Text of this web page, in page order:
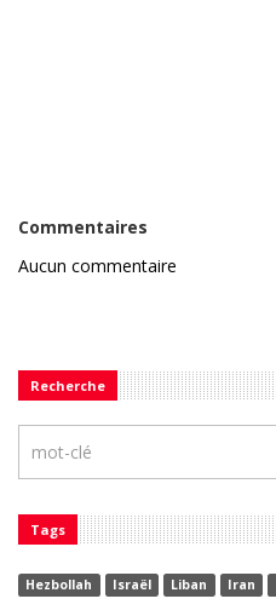
Commentaires
Aucun commentaire
Recherche
Tags
Hezbollah Israël Liban Iran